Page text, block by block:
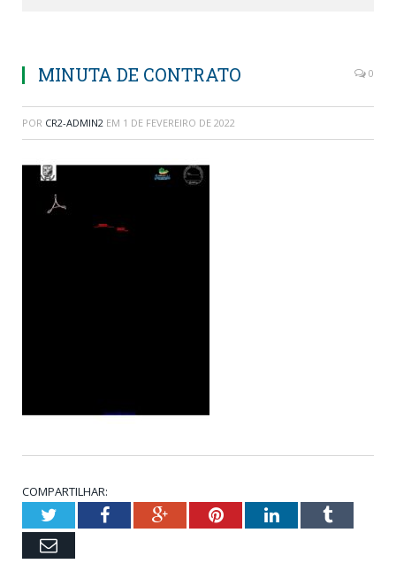
MINUTA DE CONTRATO 0
POR CR2-ADMIN2 EM 1 DE FEVEREIRO DE 2022
COMPARTILHAR:
TwitterFacebookGoogle+PinterestLinkedInTumblr
Email